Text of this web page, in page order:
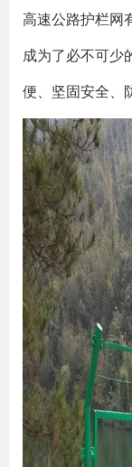
高速公路护栏网
成为了必不可少
便、坚固安全、